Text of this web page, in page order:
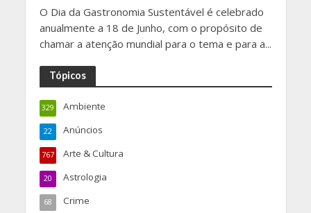
O Dia da Gastronomia Sustentável é celebrado
anualmente a 18 de Junho, com o propósito de
chamar a atenção mundial para o tema e para a...
Tópicos
Ambiente
329
Anúncios
22
Arte & Cultura
767
Astrologia
20
Crime
68